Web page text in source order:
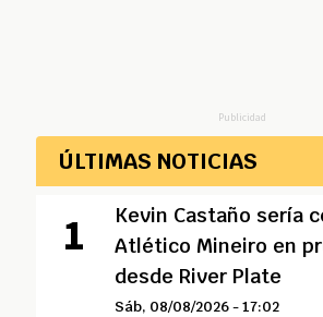
Publicidad
ÚLTIMAS NOTICIAS
Kevin Castaño sería
Atlético Mineiro en
desde River Plate
Sáb, 08/08/2026 - 17:02